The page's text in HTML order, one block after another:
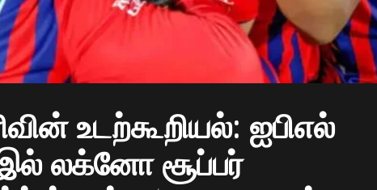
உடற்கூறியல்: ஐபிஎல்
லக்னோ சூப்பர்